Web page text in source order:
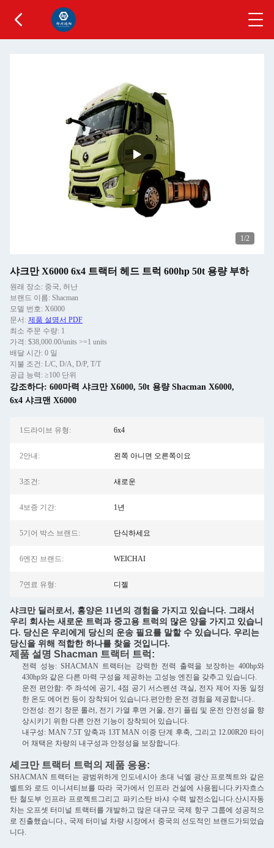
1/2
샤크만 X6000 6x4 트랙터 헤드 트럭 600hp 50t 용량 부하
원래 장소: 중국, 허난
브랜드 이름: Shacman
모델 번호: X6000
문서: 제품 설명서 PDF
최소 주문 수량: 1
가격: $38,000.00/units >=1 units
배달 시간: 0 일
지불 조건: L/C, D/A, D/P, T/T
공급 능력: ≥100 단위
강조하다: 600마력 샤크만 X6000, 50t 용량 Shacman X6000,
6x4 샤크맨 X6000
1드라이브 유형: 6x4
2안내: 왼쪽 아니면 오른쪽이요
3조건: 새로운
4보증 기간: 1년
5기어 박스 브랜드: 단식하세요
6엔진 브랜드: WEICHAI
7연료 유형: 디젤
샤크만 딜러로서, 홍양은 11년의 경험을 가지고 있습니다. 그래서
우리 회사는 새로운 트럭과 중고용 트럭의 많은 양을 가지고 있습니
다. 당신은 우리에게 당신의 운송 필요를 말할 수 있습니다. 우리는
당신을 위해 적합한 하나를 찾을 것입니다.
제품 설명 Shacman 트랙터 트럭:
전력 성능: SHACMAN 트랙터는 강력한 전력 출력을 보장하는 400hp와
430hp와 같은 다른 마력 구성을 제공하는 고성능 엔진을 갖추고 있습니다.
운전 편안함: 주 좌석에 공기, 4점 공기 서스펜션 객실, 전자 제어 자동 일정
한 온도 에어컨 등이 장착되어 있습니다.편안한 운전 경험을 제공합니다..
안전성: 전기 창문 롤러, 전기 가열 후면 거울, 전기 플립 및 운전 안전성을 향
상시키기 위한 다른 안전 기능이 장착되어 있습니다.
내구성: MAN 7.5T 앞축과 13T MAN 이중 단계 후축, 그리고 12.00R20 타이
어 채택은 차량의 내구성과 안정성을 보장합니다.
셰크만 트랙터 트럭의 제품 응용:
SHACMAN 트랙터는 광범위하게 인도네시아 초대 닉엘 광산 프로젝트와 같은
벨트와 로드 이니셔티브를 따라 국가에서 인프라 건설에 사용됩니다.카자흐스
탄 철도부 인프라 프로젝트그리고 파키스탄 바샤 수력 발전소입니다.산시자동
차는 오프셋 터미널 트랙터를 개발하고 많은 대규모 국제 항구 그룹에 성공적으
로 진출했습니다., 국제 터미널 차량 시장에서 중국의 선도적인 브랜드가되었습
니다.